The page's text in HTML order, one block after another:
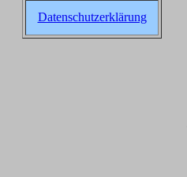
Datenschutzerklärung